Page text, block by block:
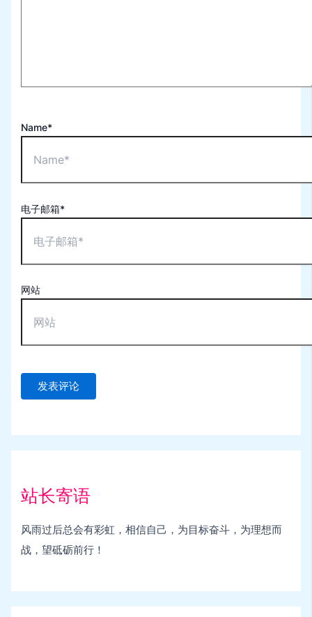
Name*
电子邮箱*
网站
站长寄语
风雨过后总会有彩虹，相信自己，为目标奋斗，为理想而
战，望砥砺前行！